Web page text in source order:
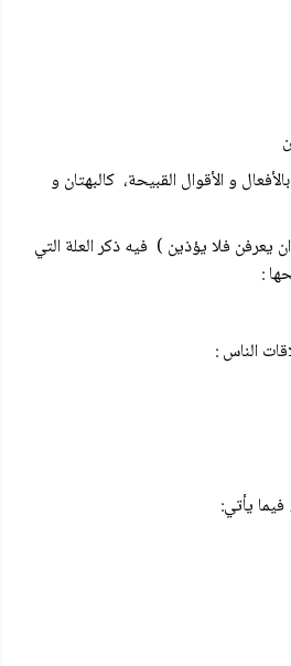
و الأقوال القبيحة، كالبهتان و
يعرفن فلا يؤذين ) فيه ذكر العلة التي
:
الناس :
فيما يأتي: